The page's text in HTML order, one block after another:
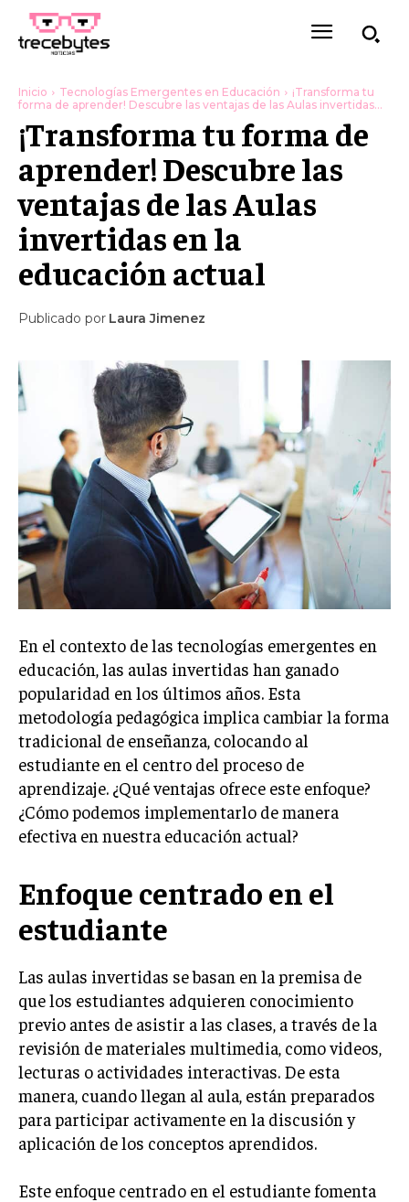
Inicio Tecnologías Emergentes en Educación
¡Transforma tu
forma de aprender! Descubre las ventajas de las Aulas invertidas...
¡Transforma tu forma de
aprender! Descubre las
ventajas de las Aulas
invertidas en la
educación actual
Publicado por Laura Jimenez
En el contexto de las tecnologías emergentes en
educación, las aulas invertidas han ganado
popularidad en los últimos años. Esta
metodología pedagógica implica cambiar la forma
tradicional de enseñanza, colocando al
estudiante en el centro del proceso de
aprendizaje. ¿Qué ventajas ofrece este enfoque?
¿Cómo podemos implementarlo de manera
efectiva en nuestra educación actual?
Enfoque centrado en el
estudiante
Las aulas invertidas se basan en la premisa de
que los estudiantes adquieren conocimiento
previo antes de asistir a las clases, a través de la
revisión de materiales multimedia, como videos,
lecturas o actividades interactivas. De esta
manera, cuando llegan al aula, están preparados
para participar activamente en la discusión y
aplicación de los conceptos aprendidos.
Este enfoque centrado en el estudiante fomenta